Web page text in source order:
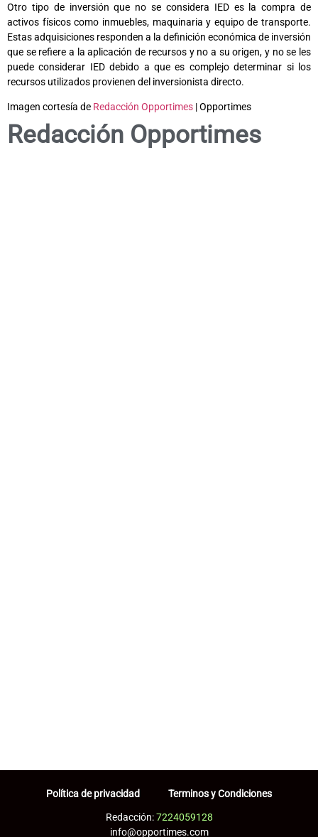
Otro tipo de inversión que no se considera IED es la compra de
activos físicos como inmuebles, maquinaria y equipo de transporte.
Estas adquisiciones responden a la definición económica de inversión
que se refiere a la aplicación de recursos y no a su origen, y no se les
puede considerar IED debido a que es complejo determinar si los
recursos utilizados provienen del inversionista directo.
Imagen cortesía de Redacción Opportimes | Opportimes
Redacción Opportimes
Política de privacidad Terminos y Condiciones
Redacción:7224059128
info@opportimes.com